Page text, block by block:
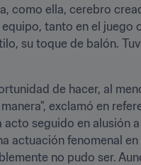
como ella, cerebro
tanto en el juego
su toque de balón.
de hacer, al
exclamó en
acto seguido en alusión
actuación fenomenal
no pudo ser.